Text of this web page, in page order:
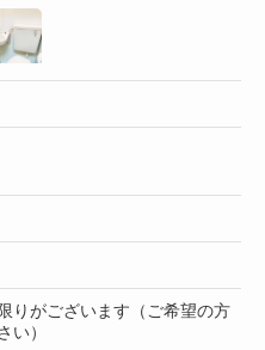
りがございます（ご希望の方
い）